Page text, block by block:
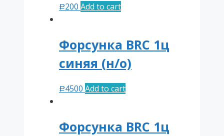
Р200 Add to cart
Форсунка BRC 1ц
синяя (н/о)
Р4500 Add to cart
Форсунка BRC 1ц